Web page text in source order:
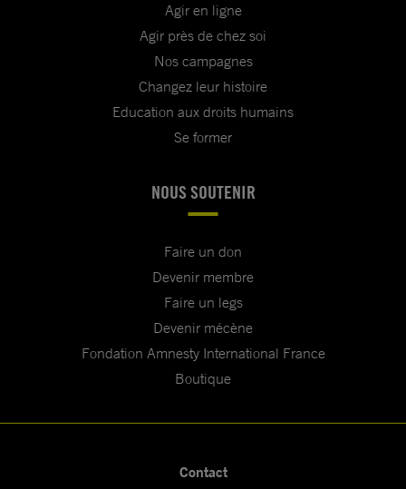
Agir en ligne
Agir près de chez soi
Nos campagnes
Changez leur histoire
Education aux droits humains
Se former
NOUS SOUTENIR
Faire un don
Devenir membre
Faire un legs
Devenir mécène
Fondation Amnesty International France
Boutique
Contact